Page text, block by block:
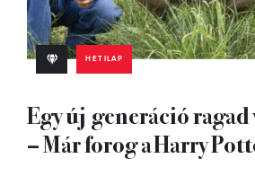
HETILAP
Egy új generáció
– Már forog a Harry